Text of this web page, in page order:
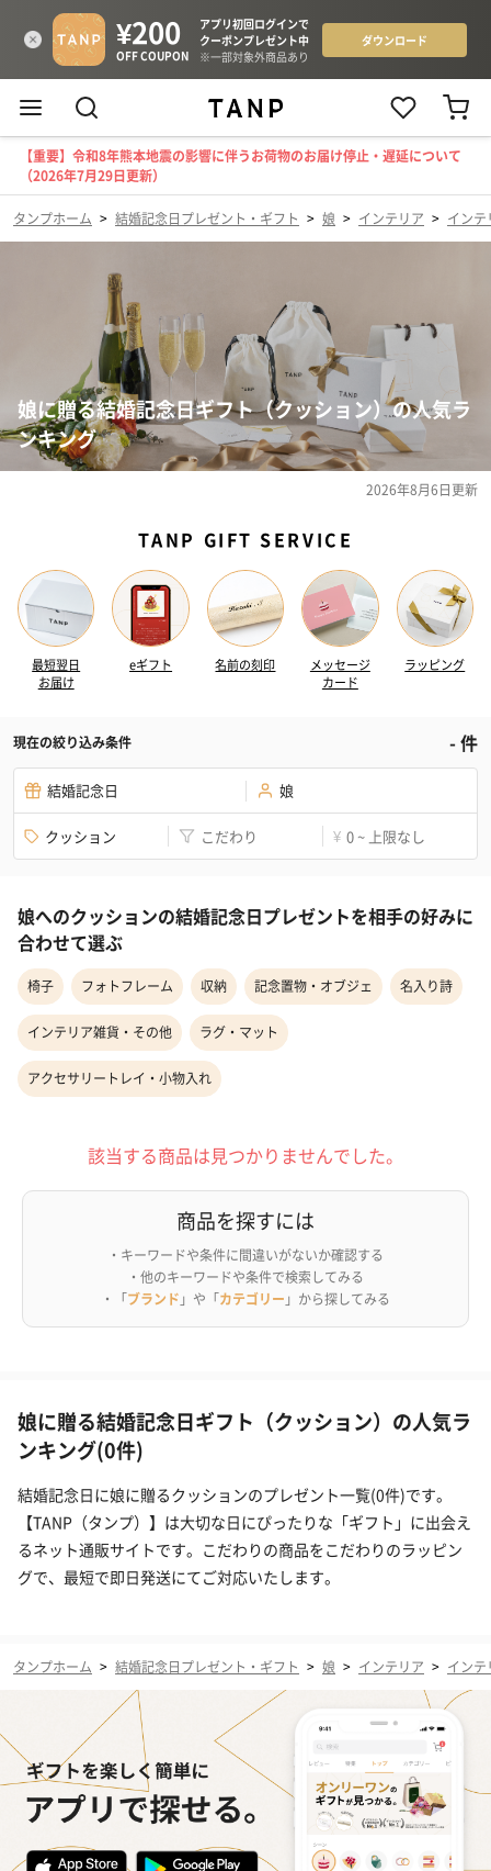
【重要】令和8年熊本地震の影響に伴うお荷物のお届け停止・遅延について
（2026年7月29日更新）
タンプホーム > 結婚記念日プレゼント・ギフト > 娘 > インテリア > インテ
娘に贈る結婚記念日ギフト（クッション）の人気ラ
ンキング
2026年8月6日更新
TANP GIFT SERVICE
最短翌日
お届け
eギフト 名前の刻印
メッセージ
カード
ラッピング
現在の絞り込み条件 -件
結婚記念日 娘
クッション こだわり ¥ 0 ~ 上限なし
娘へのクッションの結婚記念日プレゼントを相手の好みに
合わせて選ぶ
椅子 フォトフレーム 収納 記念置物・オブジェ 名入り詩
インテリア雑貨・その他 ラグ・マット
アクセサリートレイ・小物入れ
該当する商品は見つかりませんでした。
商品を探すには
・キーワードや条件に間違いがないか確認する
・他のキーワードや条件で検索してみる
・「ブランド 」や「カテゴリー 」から探してみる
娘に贈る結婚記念日ギフト（クッション）の人気ラ
ンキング(0件)
結婚記念日に娘に贈るクッションのプレゼント一覧(0件)です。
【TANP（タンプ）】は大切な日にぴったりな「ギフト」に出会え
るネット通販サイトです。こだわりの商品をこだわりのラッピン
グで、最短で即日発送にてご対応いたします。
タンプホーム > 結婚記念日プレゼント・ギフト > 娘 > インテリア > インテ